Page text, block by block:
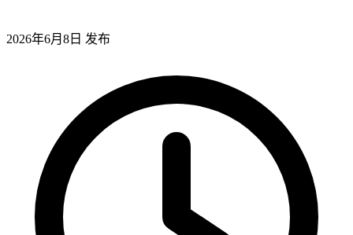
2026年6月8日 发布